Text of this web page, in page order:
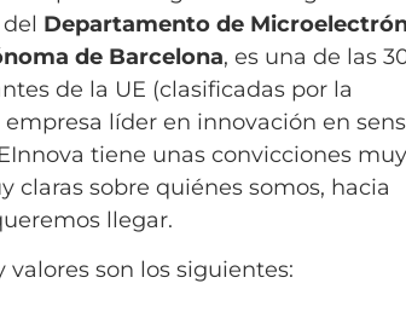
Departamento de
de Barcelona, ​​es una de las
de la UE (clasificadas por la
empresa líder en innovación en
tiene unas convicciones muy
claras sobre quiénes somos, hacia
llegar.
valores son los siguientes: